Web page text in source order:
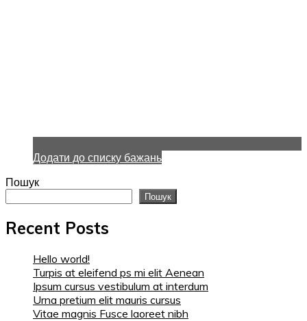
Додати до списку бажань
Пошук
Пошук
Recent Posts
Hello world!
Turpis at eleifend ps mi elit Aenean
Ipsum cursus vestibulum at interdum
Urna pretium elit mauris cursus
Vitae magnis Fusce laoreet nibh